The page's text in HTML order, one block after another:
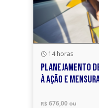
14 horas
PLANEJAMENTO
À AÇÃO E
R$ 676,00 ou